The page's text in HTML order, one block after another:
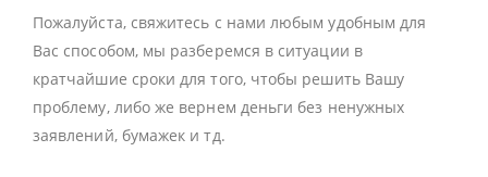
Пожалуйста, свяжитесь с нами любым удобным для
Вас способом, мы разберемся в ситуации в
кратчайшие сроки для того, чтобы решить Вашу
проблему, либо же вернем деньги без ненужных
заявлений, бумажек и тд.